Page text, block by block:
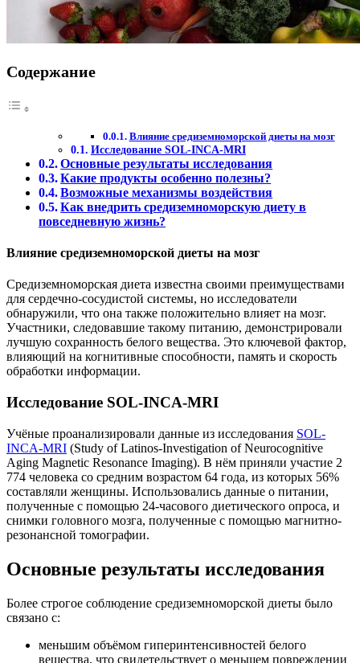
Содержание
Влияние средиземноморской диеты на мозг
Исследование SOL-INCA-MRI
Основные результаты исследования
Какие продукты особенно полезны?
Возможные механизмы воздействия
Как внедрить средиземноморскую диету в
повседневную жизнь?
Влияние средиземноморской диеты на мозг
Средиземноморская диета известна своими преимуществами
для сердечно-сосудистой системы, но исследователи
обнаружили, что она также положительно влияет на мозг.
Участники, следовавшие такому питанию, демонстрировали
лучшую сохранность белого вещества. Это ключевой фактор,
влияющий на когнитивные способности, память и скорость
обработки информации.
Исследование SOL-INCA-MRI
Учёные проанализировали данные из исследования SOL-
INCA-MRI (Study of Latinos-Investigation of Neurocognitive
Aging Magnetic Resonance Imaging). В нём приняли участие 2
774 человека со средним возрастом 64 года, из которых 56%
составляли женщины. Использовались данные о питании,
полученные с помощью 24-часового диетического опроса, и
снимки головного мозга, полученные с помощью магнитно-
резонансной томографии.
Основные результаты исследования
Более строгое соблюдение средиземноморской диеты было
связано с:
меньшим объёмом гиперинтенсивностей белого
вещества, что свидетельствует о меньшем повреждении